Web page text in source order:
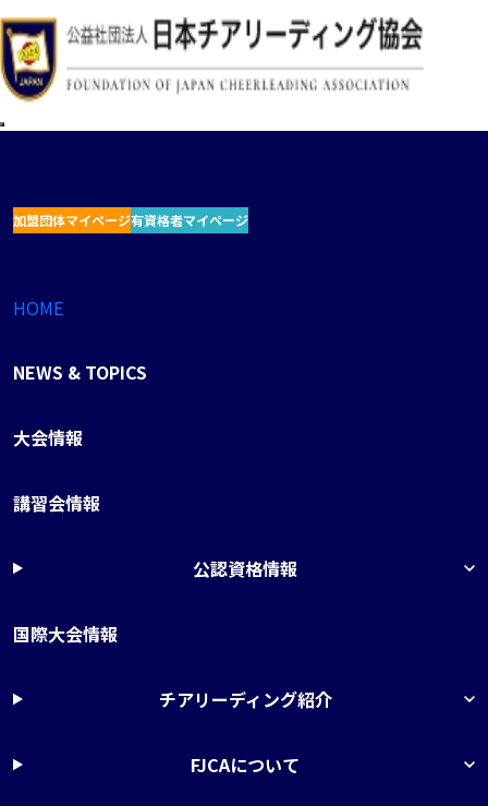
加盟団体マイページ有資格者マイページ
HOME
NEWS & TOPICS
大会情報
講習会情報
公認資格情報
国際大会情報
チアリーディング紹介
FJCAについて